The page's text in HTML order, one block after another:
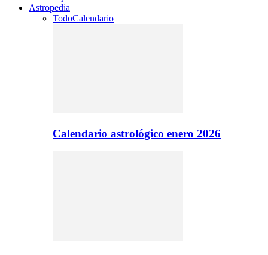
Astropedia
TodoCalendario
Calendario astrológico enero 2026